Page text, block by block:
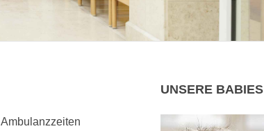
Ambulanzzeiten
UNSERE BABIES